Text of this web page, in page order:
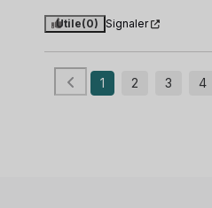
Utile(0) Signaler
1 2 3 4